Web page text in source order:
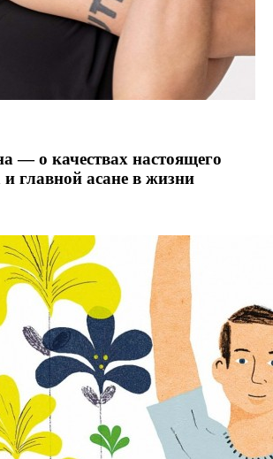
— о качествах настоящего
главной асане в жизни